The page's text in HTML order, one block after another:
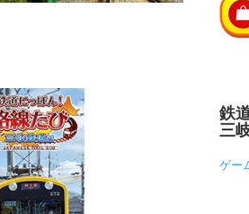
鉄
三
ゲ